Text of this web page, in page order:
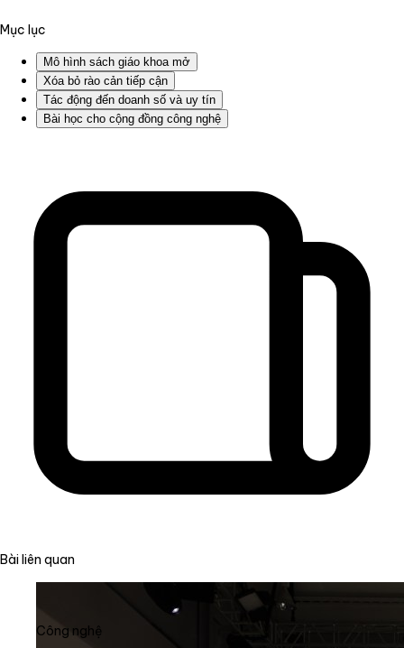
Mục lục
Mô hình sách giáo khoa mở
Xóa bỏ rào cản tiếp cận
Tác động đến doanh số và uy tín
Bài học cho cộng đồng công nghệ
Bài liên quan
Công nghệ